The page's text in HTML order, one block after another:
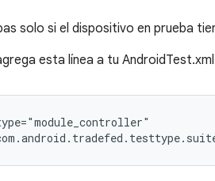
solo si el dispositivo en prueba
esta línea a tu